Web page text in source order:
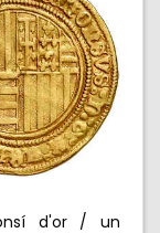
d'or / un